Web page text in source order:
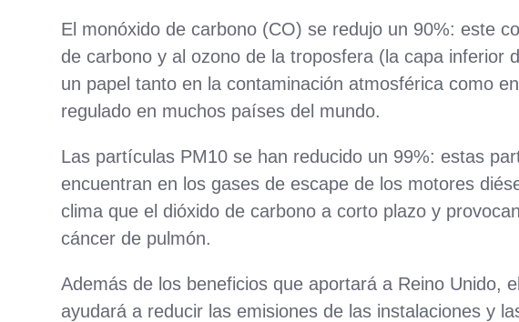
El monóxido de carbono (CO) se redujo un 90%: este
de carbono y al ozono de la troposfera (la capa inferior
un papel tanto en la contaminación atmosférica como
regulado en muchos países del mundo.
Las partículas PM10 se han reducido un 99%: estas
encuentran en los gases de escape de los motores
clima que el dióxido de carbono a corto plazo y
cáncer de pulmón.
Además de los beneficios que aportará a Reino Unido,
ayudará a reducir las emisiones de las instalaciones y